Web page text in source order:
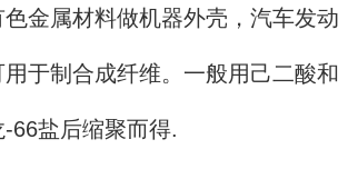
金属材料做机器外壳，汽车发动
于制合成纤维。一般用己二酸和
66盐后缩聚而得.